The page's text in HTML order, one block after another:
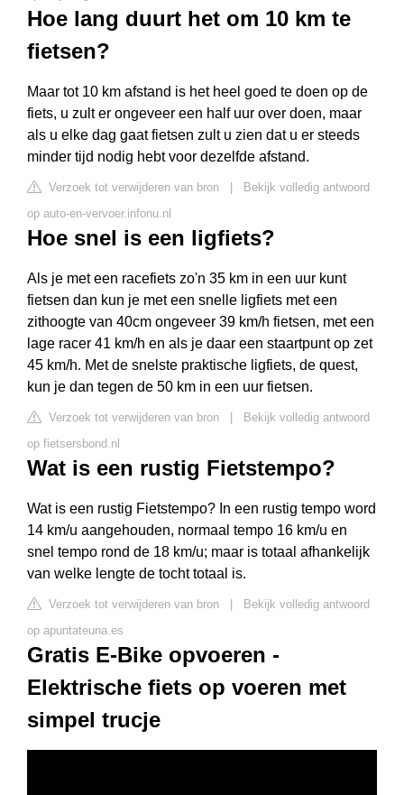
Hoe lang duurt het om 10 km te
fietsen?
Maar tot 10 km afstand is het heel goed te doen op de
fiets, u zult er ongeveer een half uur over doen, maar
als u elke dag gaat fietsen zult u zien dat u er steeds
minder tijd nodig hebt voor dezelfde afstand.
Verzoek tot verwijderen van bron
Bekijk volledig antwoord
op auto-en-vervoer.infonu.nl
Hoe snel is een ligfiets?
Als je met een racefiets zo'n 35 km in een uur kunt
fietsen dan kun je met een snelle ligfiets met een
zithoogte van 40cm ongeveer 39 km/h fietsen, met een
lage racer 41 km/h en als je daar een staartpunt op zet
45 km/h. Met de snelste praktische ligfiets, de quest,
kun je dan tegen de 50 km in een uur fietsen.
Verzoek tot verwijderen van bron
Bekijk volledig antwoord
op fietsersbond.nl
Wat is een rustig Fietstempo?
Wat is een rustig Fietstempo? In een rustig tempo word
14 km/u aangehouden, normaal tempo 16 km/u en
snel tempo rond de 18 km/u; maar is totaal afhankelijk
van welke lengte de tocht totaal is.
Verzoek tot verwijderen van bron
Bekijk volledig antwoord
op apuntateuna.es
Gratis E-Bike opvoeren -
Elektrische fiets op voeren met
simpel trucje